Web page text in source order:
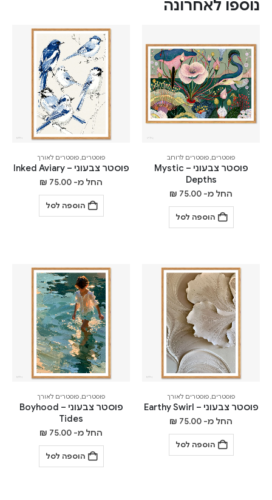
נוספו לאחרונה
פוסטרים,פוסטרים לרוחב
פוסטר צבעוני – Mystic
Depths
החל מ- ₪ 75.00
הוספה לסל
פוסטרים,פוסטרים לאורך
פוסטר צבעוני – Inked Aviary
החל מ- ₪ 75.00
הוספה לסל
פוסטרים,פוסטרים לאורך
פוסטר צבעוני – Earthy Swirl
החל מ- ₪ 75.00
הוספה לסל
פוסטרים,פוסטרים לאורך
פוסטר צבעוני – Boyhood
Tides
החל מ- ₪ 75.00
הוספה לסל